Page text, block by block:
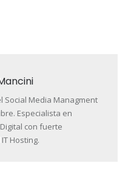
Social Media Managment
Especialista en
con fuerte
Hosting.